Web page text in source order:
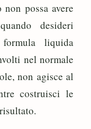
possa avere
desideri
liquida
nel normale
non agisce al
costruisci le